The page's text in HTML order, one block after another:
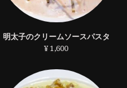
明太子のクリームソースパスタ
¥ 1,600